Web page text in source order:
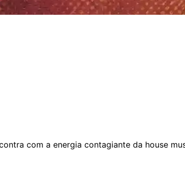
com a energia contagiante da house